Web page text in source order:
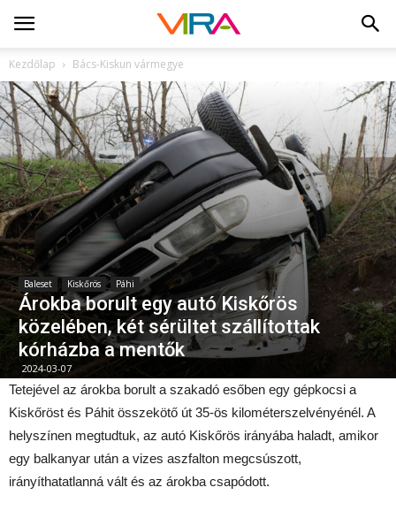
Kezdőlap Bács-Kiskun vármegye
Baleset Kiskőrös Páhi
Árokba borult egy autó Kiskőrös
közelében, két sérültet szállítottak
kórházba a mentők
2024-03-07
Tetejével az árokba borult a szakadó esőben egy gépkocsi a
Kiskőröst és Páhit összekötő út 35-ös kilométerszelvényénél. A
helyszínen megtudtuk, az autó Kiskőrös irányába haladt, amikor
egy balkanyar után a vizes aszfalton megcsúszott,
irányíthatatlanná vált és az árokba csapódott.